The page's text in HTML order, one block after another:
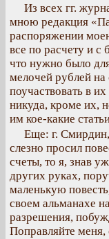
Из всех гг.
мною редакция
распоряжении
все по расчету и с
что нужно было
мелочей рублей на
поучаствовать в
никуда, кроме их,
им кое-какие
Еще: г.
слезно просил
счеты, то я, знав
других руках,
маленькую
своем альманахе
разрешения,
Поправляйте